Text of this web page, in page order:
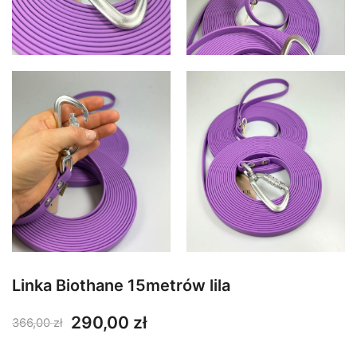
Linka Biothane 15metrów lila
366,00zł
Pierwotna
290,00 złAktualna